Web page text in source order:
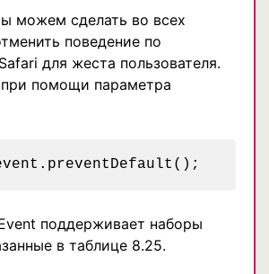
можем сделать во всех
поведение по
для жеста пользователя.
помощи параметра
поддерживает наборы
в таблице 8.25.